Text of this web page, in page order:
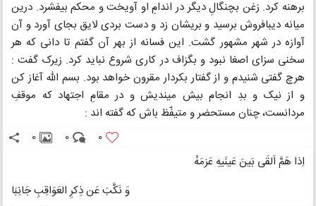
برهنه کرد. زغن بچنگالِ دیگر در اندامِ او آویخت و محکم بیفشرد. درین
میانه دیبافروش برسید و بریشان زد و دست بردی لایق بجای آورد و آن
آوازه در شهر مشهور گشت. این فسانه از بهر آن گفتم تا دانی که هر
سخنی سزای اصغا نبود و بگزاف در کاری شروع نباید کرد. زیرک گفت :
هرچ گفتی شنیدم و از گفتار بکردار مقرون خواهد بود. بسم الله آغاز کن
و از نیک و بدِ انجام بیش میندیش و در مقامِ اجتهاد که موقفِ
مردانست، چنان مستحضر و متیفّظ باش که گفته اند :
0
0
0
اِذا هَمَّ اَلقَی بَینَ عَینَیهِ عَزمَهُ
وَ نَکَّبَ عَن ذِکرِ العَوَاقِبِ جَانِبَا